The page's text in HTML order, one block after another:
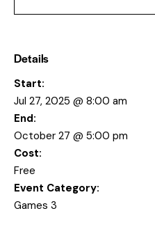
Details
Start:
Jul 27, 2025 @ 8:00 am
End:
October 27 @ 5:00 pm
Cost:
Free
Event Category:
Games 3